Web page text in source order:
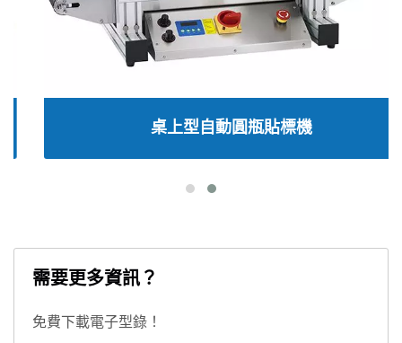
桌上型自動圓瓶貼標機
需要更多資訊？
免費下載電子型錄！